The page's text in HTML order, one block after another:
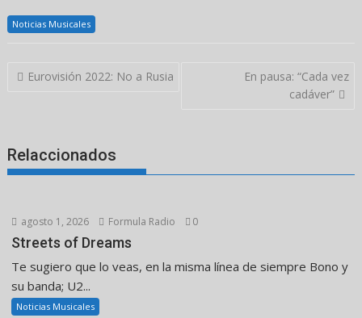
Noticias Musicales
Navegación
Eurovisión 2022: No a Rusia
En pausa: “Cada vez
cadáver”
Relaccionados
agosto 1, 2026 Formula Radio 0
Streets of Dreams
Te sugiero que lo veas, en la misma línea de siempre Bono y
su banda; U2...
Noticias Musicales